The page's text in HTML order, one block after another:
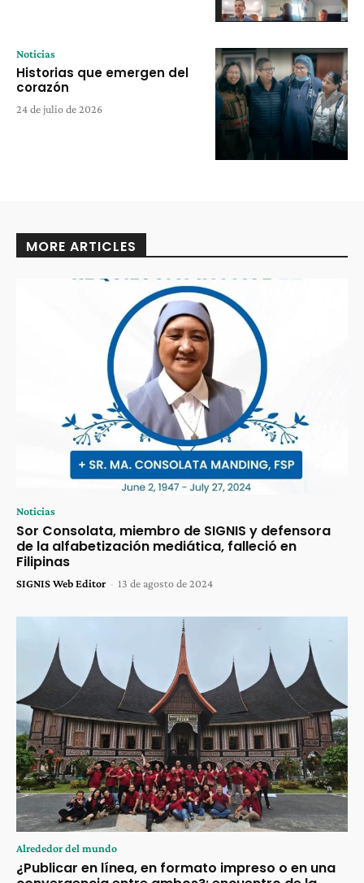
Noticias
Historias que emergen del
corazón
24 de julio de 2026
MORE ARTICLES
Noticias
Sor Consolata, miembro de SIGNIS y defensora
de la alfabetización mediática, falleció en
Filipinas
SIGNIS Web Editor - 13 de agosto de 2024
Alrededor del mundo
¿Publicar en línea, en formato impreso o en una